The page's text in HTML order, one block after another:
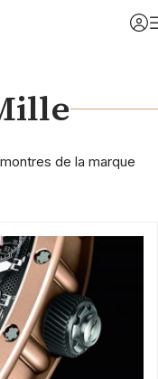
de la marque